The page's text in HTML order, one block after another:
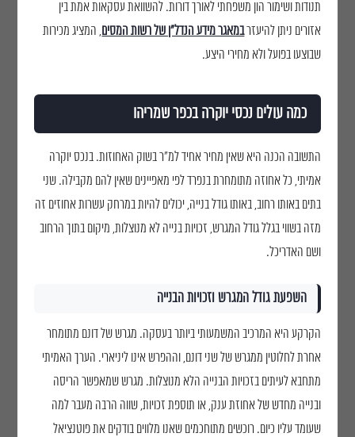
תנודות ושימור הון משפחתי לאורך דורות. להשוואת עסקאות אמת בין
אזורים ניתן להיעזרבמאגר מידע הנדל"ן של רשות המסים , המציג מכירות
שבוצעו בפועל ולא מחירי היצע.
כמה עולים נכסי יוקרה בכפר שמריהו
התשובה הכנה היא שאין מחיר אחיד למ"ר בשוק האחוזות. בנכס יוקרה
אמיתי, כל אחוזה מתומחרת בנפרד לפי מאפיינים שאין להם מקבילה. שני
בתים באותו רחוב, באותו גודל בנייה, יכולים להיות במרחק עשרות אחוזים זה
מזה בשווי בגלל גודל המגרש, זכויות בנייה לא מנוצלות, מיקום בתוך הרחוב
ושם האדריכל.
השפעת גודל המגרש וזכויות הבנייה
הקרקע היא המרכיב המשמעותי ביותר בעסקה. מגרש של דונם מתומחר
אחרת לחלוטין ממגרש של שני דונם, וההפרש אינו ליניארי. הערך האמיתי
מתחבא לעיתים בזכויות הבנייה הלא מנוצלות. מגרש שמאפשר הריסה
ובנייה מחדש של אחוזת ענק, או תוספת זכויות, שווה הרבה מעבר למה
שעומד עליו כיום. רוכשים מתוחכמים שאנו מלווים בודקים את פוטנציאל